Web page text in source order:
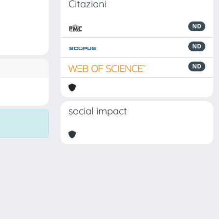
Citazioni
ND
ND
ND
social impact